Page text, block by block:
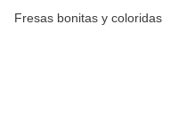
Fresas bonitas y coloridas